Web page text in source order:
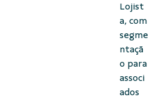
Lojist
a, com
segme
ntaçã
o para
associ
ados